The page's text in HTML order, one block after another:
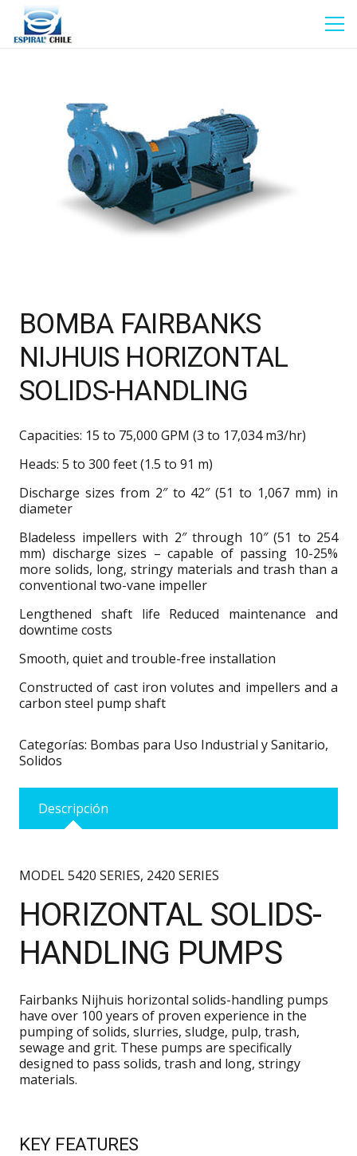
BOMBA FAIRBANKS
NIJHUIS HORIZONTAL
SOLIDS-HANDLING
Capacities: 15 to 75,000 GPM (3 to 17,034 m3/hr)
Heads: 5 to 300 feet (1.5 to 91 m)
Discharge sizes from 2″ to 42″ (51 to 1,067 mm) in
diameter
Bladeless impellers with 2″ through 10″ (51 to 254
mm) discharge sizes – capable of passing 10-25%
more solids, long, stringy materials and trash than a
conventional two-vane impeller
Lengthened shaft life Reduced maintenance and
downtime costs
Smooth, quiet and trouble-free installation
Constructed of cast iron volutes and impellers and a
carbon steel pump shaft
Categorías: Bombas para Uso Industrial y Sanitario,
Solidos
Descripción
MODEL 5420 SERIES, 2420 SERIES
HORIZONTAL SOLIDS-
HANDLING PUMPS
Fairbanks Nijhuis horizontal solids-handling pumps
have over 100 years of proven experience in the
pumping of solids, slurries, sludge, pulp, trash,
sewage and grit. These pumps are specifically
designed to pass solids, trash and long, stringy
materials.
KEY FEATURES